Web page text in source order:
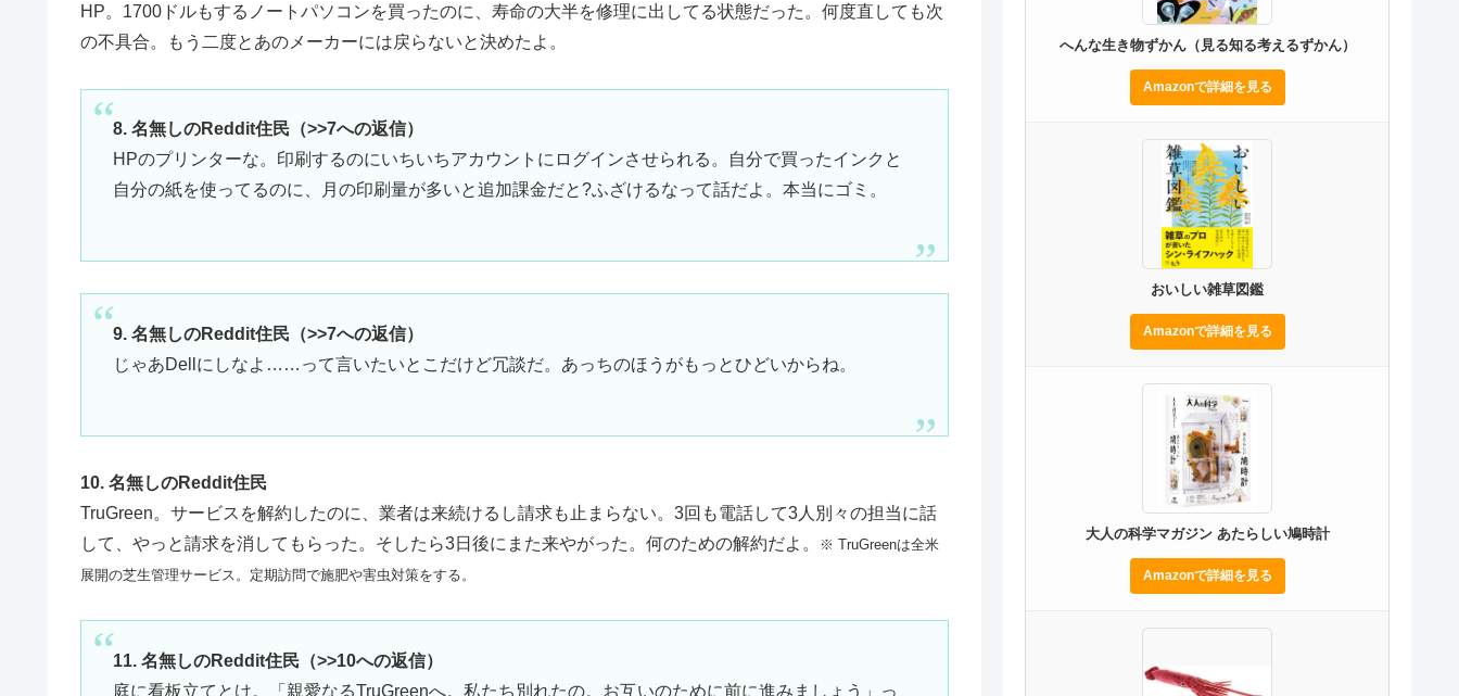
HP。1700ドルもするノートパソコンを買ったのに、寿命の大半を修理に出してる状態だった。何度直しても次
の不具合。もう二度とあのメーカーには戻らないと決めたよ。
8. 名無しのReddit住民（>>7への返信）
HPのプリンターな。印刷するのにいちいちアカウントにログインさせられる。自分で買ったインクと
自分の紙を使ってるのに、月の印刷量が多いと追加課金だと?ふざけるなって話だよ。本当にゴミ。
9. 名無しのReddit住民（>>7への返信）
じゃあDellにしなよ……って言いたいとこだけど冗談だ。あっちのほうがもっとひどいからね。
10. 名無しのReddit住民
TruGreen。サービスを解約したのに、業者は来続けるし請求も止まらない。3回も電話して3人別々の担当に話
して、やっと請求を消してもらった。そしたら3日後にまた来やがった。何のための解約だよ。
※ TruGreenは全米
展開の芝生管理サービス。定期訪問で施肥や害虫対策をする。
11. 名無しのReddit住民（>>10への返信）
庭に看板立てとけ。「親愛なるTruGreenへ。私たち別れたの。お互いのために前に進みましょう」っ
へんな生き物ずかん（見る知る考えるずかん）
Amazonで詳細を見る
おいしい雑草図鑑
Amazonで詳細を見る
大人の科学マガジン あたらしい鳩時計
Amazonで詳細を見る